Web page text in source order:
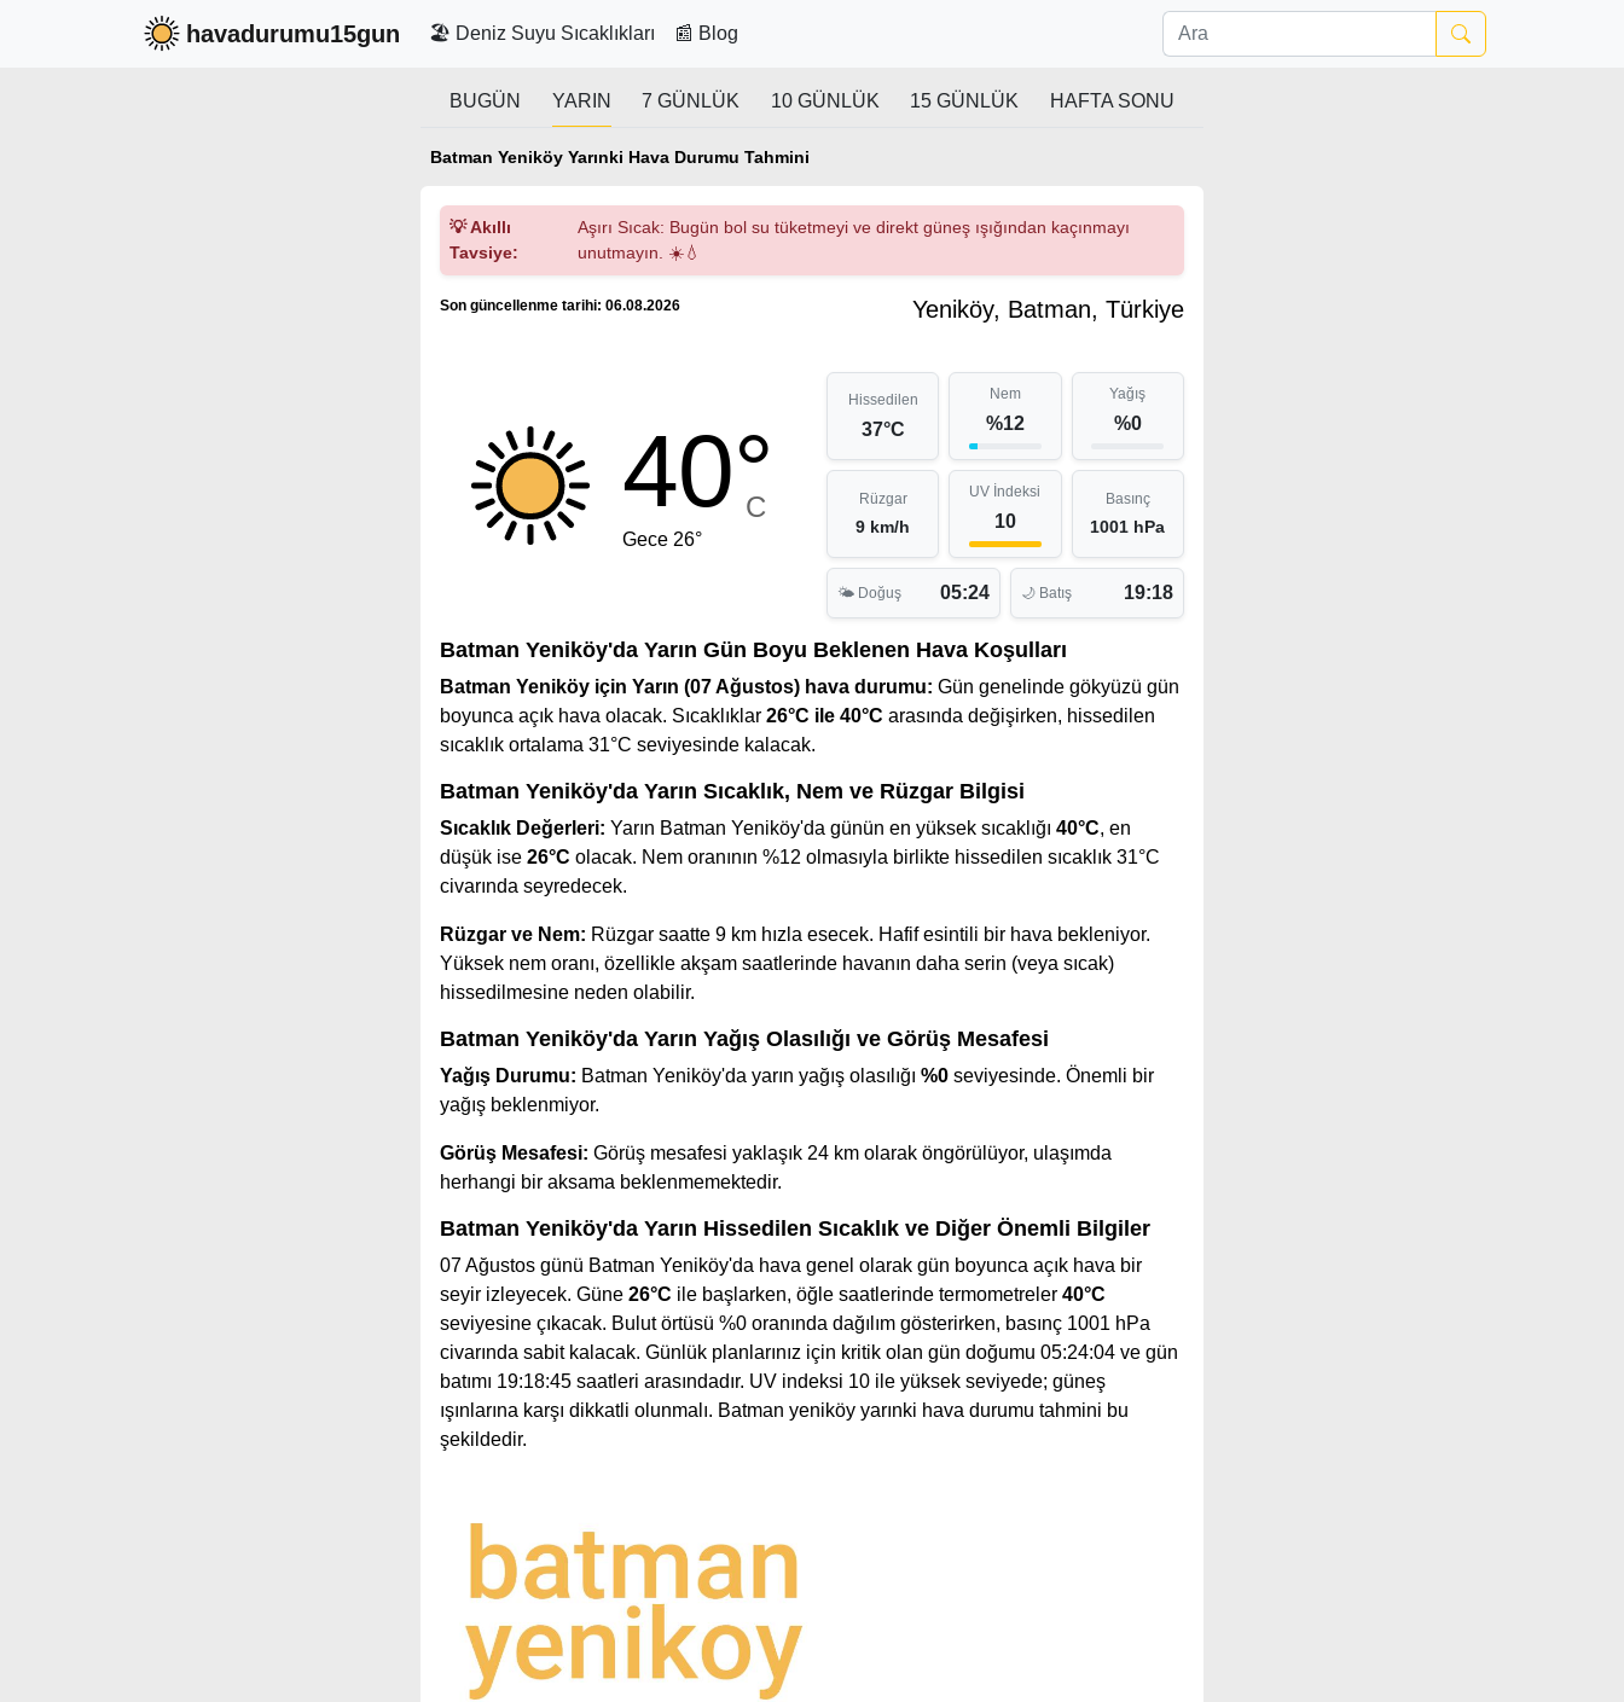
havadurumu15gun 🏖️ Deniz Suyu Sıcaklıkları 📰 Blog
BUGÜN YARIN 7 GÜNLÜK 10 GÜNLÜK 15 GÜNLÜK HAFTA SONU
Batman Yeniköy Yarınki Hava Durumu Tahmini
💡 Akıllı
Tavsiye:
Aşırı Sıcak: Bugün bol su tüketmeyi ve direkt güneş ışığından kaçınmayı
unutmayın. ☀️💧
Son güncellenme tarihi: 06.08.2026 Yeniköy, Batman, Türkiye
40°
C
Gece 26°
Hissedilen
37°C
Nem
%12
Yağış
%0
Rüzgar
9 km/h
UV İndeksi
10
Basınç
1001 hPa
🌤 Doğuş 05:24 🌙 Batış 19:18
Batman Yeniköy'da Yarın Gün Boyu Beklenen Hava Koşulları
Batman Yeniköy için Yarın (07 Ağustos) hava durumu: Gün genelinde gökyüzü gün
boyunca açık hava olacak. Sıcaklıklar 26°C ile 40°C arasında değişirken, hissedilen
sıcaklık ortalama 31°C seviyesinde kalacak.
Batman Yeniköy'da Yarın Sıcaklık, Nem ve Rüzgar Bilgisi
Sıcaklık Değerleri: Yarın Batman Yeniköy'da günün en yüksek sıcaklığı 40°C, en
düşük ise 26°C olacak. Nem oranının %12 olmasıyla birlikte hissedilen sıcaklık 31°C
civarında seyredecek.
Rüzgar ve Nem: Rüzgar saatte 9 km hızla esecek. Hafif esintili bir hava bekleniyor.
Yüksek nem oranı, özellikle akşam saatlerinde havanın daha serin (veya sıcak)
hissedilmesine neden olabilir.
Batman Yeniköy'da Yarın Yağış Olasılığı ve Görüş Mesafesi
Yağış Durumu: Batman Yeniköy'da yarın yağış olasılığı %0 seviyesinde. Önemli bir
yağış beklenmiyor.
Görüş Mesafesi: Görüş mesafesi yaklaşık 24 km olarak öngörülüyor, ulaşımda
herhangi bir aksama beklenmemektedir.
Batman Yeniköy'da Yarın Hissedilen Sıcaklık ve Diğer Önemli Bilgiler
07 Ağustos günü Batman Yeniköy'da hava genel olarak gün boyunca açık hava bir
seyir izleyecek. Güne 26°C ile başlarken, öğle saatlerinde termometreler 40°C
seviyesine çıkacak. Bulut örtüsü %0 oranında dağılım gösterirken, basınç 1001 hPa
civarında sabit kalacak. Günlük planlarınız için kritik olan gün doğumu 05:24:04 ve gün
batımı 19:18:45 saatleri arasındadır. UV indeksi 10 ile yüksek seviyede; güneş
ışınlarına karşı dikkatli olunmalı. Batman yeniköy yarınki hava durumu tahmini bu
şekildedir.